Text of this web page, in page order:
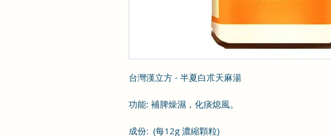
台灣漢立方 - 半夏白朮天麻湯
功能: 補脾燥濕，化痰熄風。
成份: (每12g 濃縮顆粒)